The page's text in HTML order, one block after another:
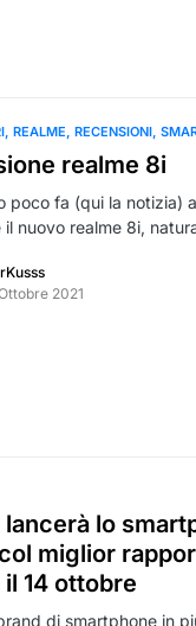
REALME RECENSIONI
realme 8i
poco fa (qui la notizia)
nuovo realme 8i,
2021
lancerà lo
miglior
14 ottobre
di smartphone in